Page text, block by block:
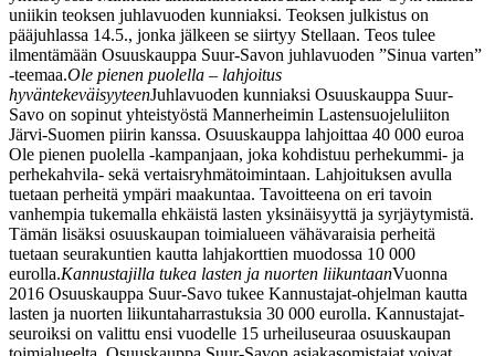
uniikin teoksen juhlavuoden kunniaksi. Teoksen julkistus on
pääjuhlassa 14.5., jonka jälkeen se siirtyy Stellaan. Teos tulee
ilmentämään Osuuskauppa Suur-Savon juhlavuoden ”Sinua varten”
-teemaa.Ole pienen puolella – lahjoitus
hyväntekeväisyyteenJuhlavuoden kunniaksi Osuuskauppa Suur-
Savo on sopinut yhteistyöstä Mannerheimin Lastensuojeluliiton
Järvi-Suomen piirin kanssa. Osuuskauppa lahjoittaa 40 000 euroa
Ole pienen puolella -kampanjaan, joka kohdistuu perhekummi- ja
perhekahvila- sekä vertaisryhmätoimintaan. Lahjoituksen avulla
tuetaan perheitä ympäri maakuntaa. Tavoitteena on eri tavoin
vanhempia tukemalla ehkäistä lasten yksinäisyyttä ja syrjäytymistä.
Tämän lisäksi osuuskaupan toimialueen vähävaraisia perheitä
tuetaan seurakuntien kautta lahjakorttien muodossa 10 000
eurolla.Kannustajilla tukea lasten ja nuorten liikuntaanVuonna
2016 Osuuskauppa Suur-Savo tukee Kannustajat-ohjelman kautta
lasten ja nuorten liikuntaharrastuksia 30 000 eurolla. Kannustajat-
seuroiksi on valittu ensi vuodelle 15 urheiluseuraa osuuskaupan